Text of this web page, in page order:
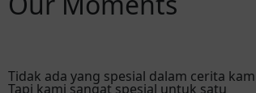
Tidak ada yang spesial dalam cerita
Tapi kami sangat spesial untuk satu